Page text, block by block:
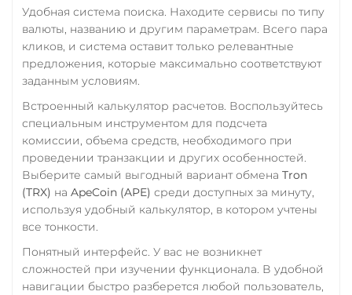
AVAX
SOL
Polygon
CRONOS
ARB
OP
BASE
RONIN
NEAR
SUI
SONIC
Utopia USD (UUSD)
VeChain (VET)
Verge (XVG)
WAVES
Wrapped Bitcoin (WBTC)
Wrapped Ethereum
ERC20 AVAXC
УкрСиббанк UAH
Фридом Банк KZT
Элкарт KGS
Удобная система поиска. Находите сервисы по типу
валюты, названию и другим параметрам. Всего пара
кликов, и система оставит только релевантные
предложения, которые максимально соответствуют
заданным условиям.
Встроенный калькулятор расчетов. Воспользуйтесь
специальным инструментом для подсчета
комиссии, объема средств, необходимого при
проведении транзакции и других особенностей.
Выберите самый выгодный вариант обмена Tron
(TRX) на ApeCoin (APE) среди доступных за минуту,
используя удобный калькулятор, в котором учтены
все тонкости.
Понятный интерфейс. У вас не возникнет
сложностей при изучении функционала. В удобной
навигации быстро разберется любой пользователь,